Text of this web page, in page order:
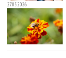
27.05.2026